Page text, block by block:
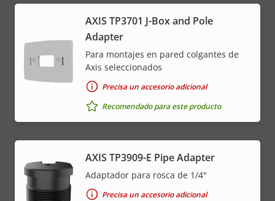
AXIS TP3701 J-Box and Pole
Adapter
Para montajes en pared colgantes de
Axis seleccionados
Precisa un accesorio adicional
Recomendado para este producto
AXIS TP3909-E Pipe Adapter
Adaptador para rosca de 1/4"
Precisa un accesorio adicional